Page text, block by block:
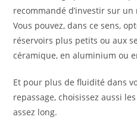
recommandé d’investir sur
Vous pouvez, dans ce sens,
réservoirs plus petits ou aux
céramique, en aluminium ou
Et pour plus de fluidité dans
repassage, choisissez aussi
assez long.